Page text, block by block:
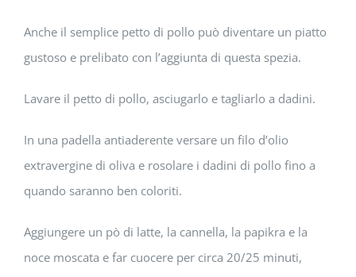
Anche il semplice petto di pollo può diventare un piatto
gustoso e prelibato con l’aggiunta di questa spezia.
Lavare il petto di pollo, asciugarlo e tagliarlo a dadini.
In una padella antiaderente versare un filo d’olio
extravergine di oliva e rosolare i dadini di pollo fino a
quando saranno ben coloriti.
Aggiungere un pò di latte, la cannella, la papikra e la
noce moscata e far cuocere per circa 20/25 minuti,